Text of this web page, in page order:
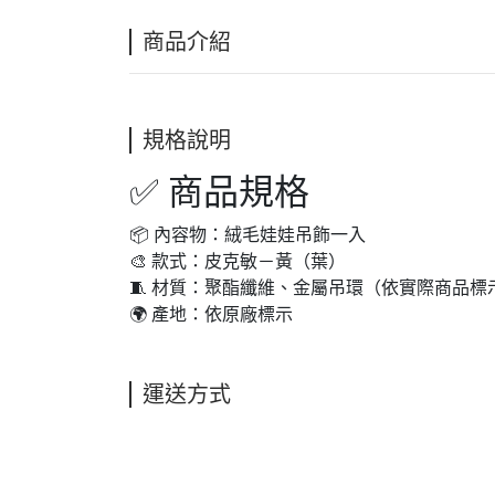
商品介紹
規格說明
✅ 商品規格
📦 內容物：絨毛娃娃吊飾一入
🎨 款式：皮克敏－黃（葉）
🧵 材質：聚酯纖維、金屬吊環（依實際商品標
🌍 產地：依原廠標示
運送方式